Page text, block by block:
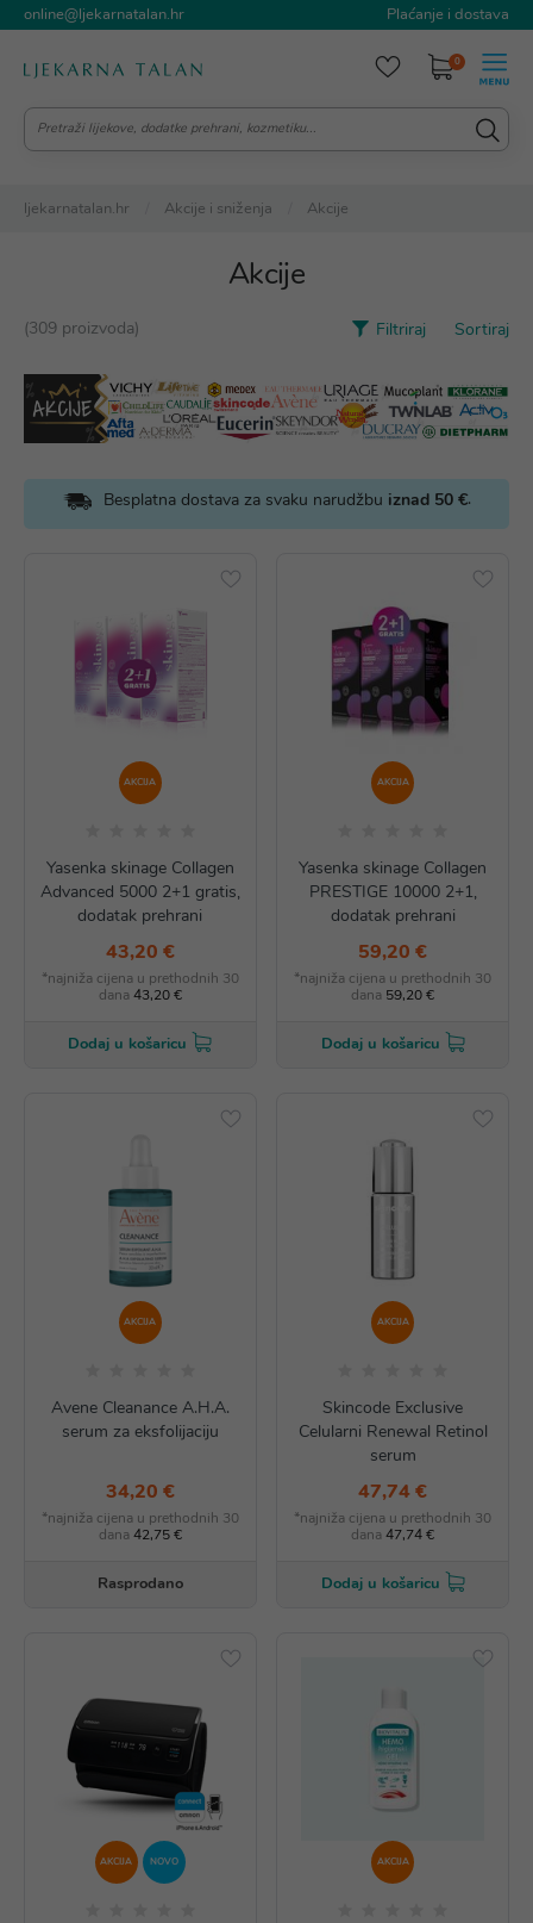
online@ljekarnatalan.hr Plaćanje i dostava
0
ljekarnatalan.hr Akcije i sniženja Akcije
Akcije
(309 proizvoda) Filtriraj Sortiraj
Besplatna dostava za svaku narudžbu iznad 50 €.
AKCIJA
Yasenka skinage Collagen
Advanced 5000 2+1 gratis,
dodatak prehrani
43,20 €
*najniža cijena u prethodnih 30
dana 43,20 €
Dodaj u košaricu
AKCIJA
Yasenka skinage Collagen
PRESTIGE 10000 2+1,
dodatak prehrani
59,20 €
*najniža cijena u prethodnih 30
dana 59,20 €
Dodaj u košaricu
AKCIJA
Avene Cleanance A.H.A.
serum za eksfolijaciju
34,20 €
*najniža cijena u prethodnih 30
dana 42,75 €
Rasprodano
AKCIJA
Skincode Exclusive
Celularni Renewal Retinol
serum
47,74 €
*najniža cijena u prethodnih 30
dana47,74 €
Dodaj u košaricu
AKCIJA NOVO AKCIJA